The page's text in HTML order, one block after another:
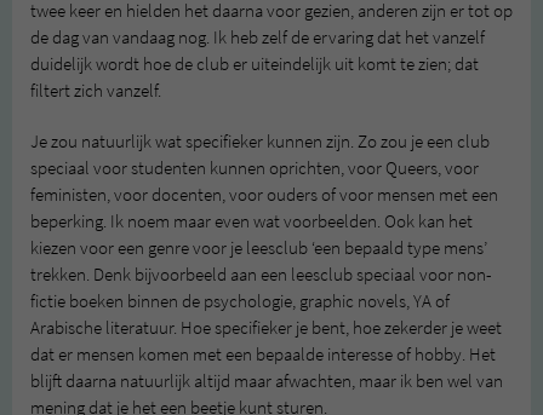
twee keer en hielden het daarna voor gezien, anderen zijn er tot op
de dag van vandaag nog. Ik heb zelf de ervaring dat het vanzelf
duidelijk wordt hoe de club er uiteindelijk uit komt te zien; dat
filtert zich vanzelf.
Je zou natuurlijk wat specifieker kunnen zijn. Zo zou je een club
speciaal voor studenten kunnen oprichten, voor Queers, voor
feministen, voor docenten, voor ouders of voor mensen met een
beperking. Ik noem maar even wat voorbeelden. Ook kan het
kiezen voor een genre voor je leesclub ‘een bepaald type mens’
trekken. Denk bijvoorbeeld aan een leesclub speciaal voor non-
fictie boeken binnen de psychologie, graphic novels, YA of
Arabische literatuur. Hoe specifieker je bent, hoe zekerder je weet
dat er mensen komen met een bepaalde interesse of hobby. Het
blijft daarna natuurlijk altijd maar afwachten, maar ik ben wel van
mening dat je het een beetje kunt sturen.